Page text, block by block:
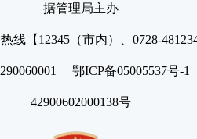
据管理局主办
线【12345（市内）、0728-
鄂ICP备05005537号
42900602000138号